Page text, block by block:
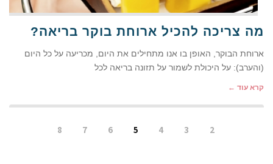
מה צריכה להכיל ארוחת בוקר בריאה?
ארוחת הבוקר, האופן בו אנו מתחילים את היום, מכריעה על כל היום
(והערב): על היכולת לשמור על תזונה בריאה לכל
קרא עוד ←
2
3
4
5
6
7
8